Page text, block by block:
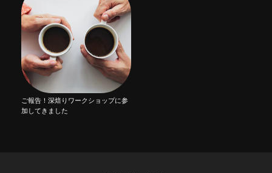
ご報告！深焙りワークショップに参
加してきました